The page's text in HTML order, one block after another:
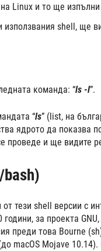
Linux и то ще
shell, ще
команда: “ls -l”.
“ls” (list, на
ядрото да показва
проведе и ще видите
тези shell версии с
за проекта
преди това Bourne
macOS Mojave